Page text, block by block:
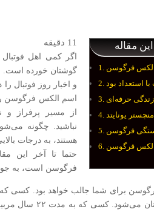
مقاله
فرگوسن
استعداد بود
زندگی حرفه‌ای
یونایتد
فرگوسن
الکس فرگوسن
11 دقیقه
اگر کمی اهل
گوشتان خورده است.
و اخبار روز فوتبال
اسم الکس فرگوسن را
از مسیر پرفراز و
نباشید. چگونه
هستند، به درجات
حتما تا آخر این
فرگوسن است، به
برای شما جالب خواهد بود. کسی که
کسی که به مدت ۲۲ سال مربیگری